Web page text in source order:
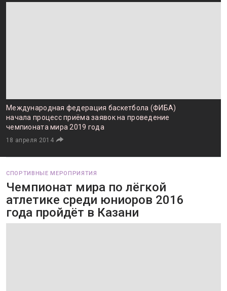
Международная федерация баскетбола (ФИБА)
начала процесс приёма заявок на проведение
чемпионата мира 2019 года
18 апреля 2014
СПОРТИВНЫЕ МЕРОПРИЯТИЯ
Чемпионат мира по лёгкой
атлетике среди юниоров 2016
года пройдёт в Казани